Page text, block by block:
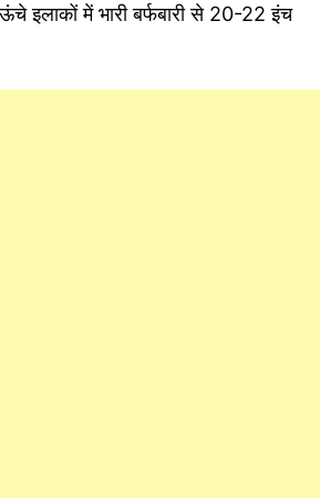
इलाकों में भारी बर्फबारी से 20-22 इंच